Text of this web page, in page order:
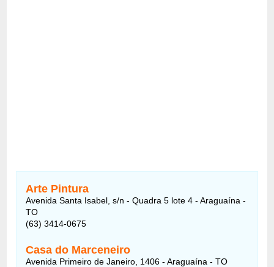
Arte Pintura
Avenida Santa Isabel, s/n - Quadra 5 lote 4 - Araguaína -
TO
(63) 3414-0675
Casa do Marceneiro
Avenida Primeiro de Janeiro, 1406 - Araguaína - TO